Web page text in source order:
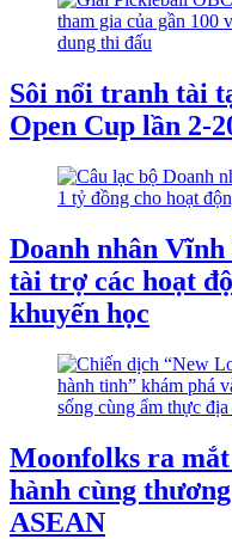
Sôi nổi tranh tài
Open Cup lần 2-
Doanh nhân
tài trợ các hoạt
khuyến học
Moonfolks ra
hành cùng
ASEAN